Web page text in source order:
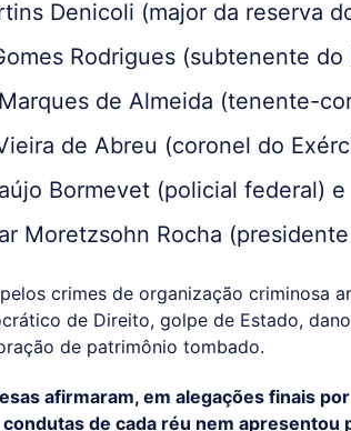
Denicoli (major da reserva
Rodrigues (subtenente do
de Almeida (tenente-
de Abreu (coronel do
Bormevet (policial federal) e
Moretzsohn Rocha
crimes de organização criminosa
de Direito, golpe de Estado,
de patrimônio tombado.
afirmaram, em alegações finais
de cada réu nem apresentou